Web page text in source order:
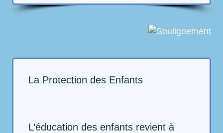
La Protection des Enfants
L’éducation des enfants revient à